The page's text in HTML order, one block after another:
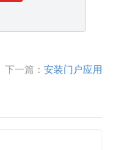
下一篇： 安装门户应用